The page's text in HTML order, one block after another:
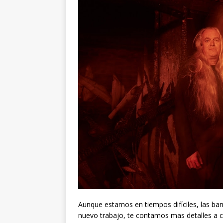
Aunque estamos en tiempos difíciles, las
nuevo trabajo, te contamos mas detalles a